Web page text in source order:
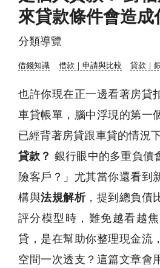
來貸款條件會造成
分類導覽
借錢知識 借款｜申請與比較 貸款｜
也許你現在正一邊看著房貸
車貸帳單，腦中浮現的第一
已經背著房貸跟車貸的情況
貸款？ 銀行眼中的多重負債
險客戶？」尤其當你還看到
構與法規解析，提到總負債
評分模型時，難免越看越
貸，是在幫助你整理現金流
空間一次透支？這篇文章會